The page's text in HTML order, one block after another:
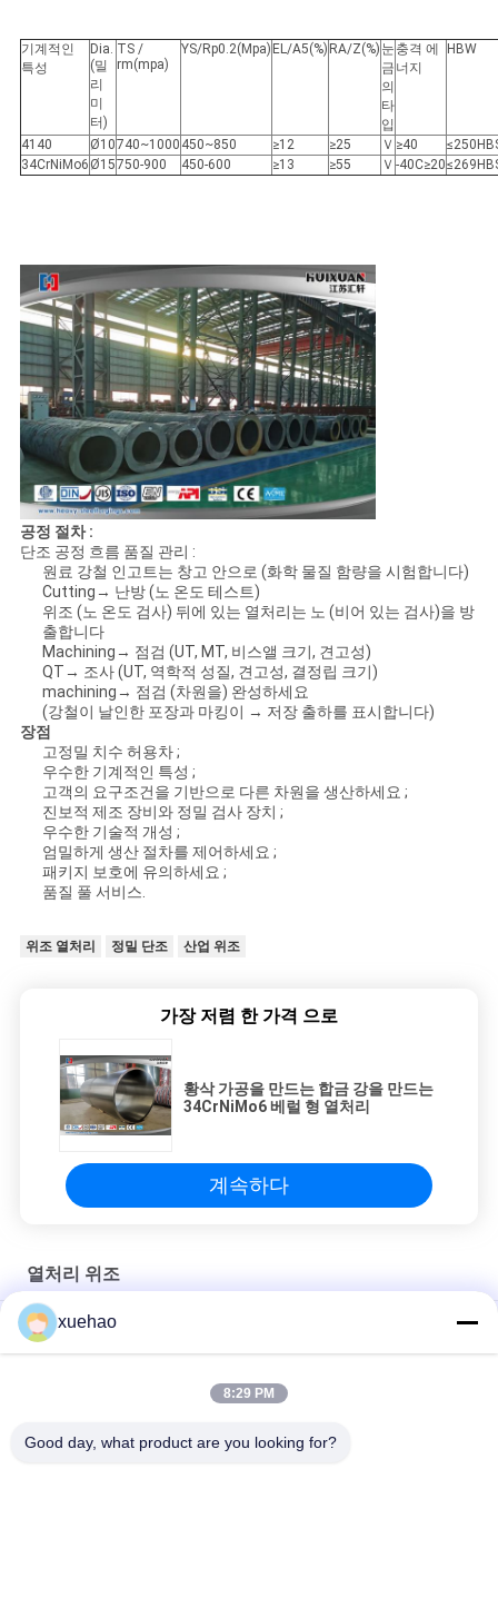
기계적인
특성
Dia.
(밀
리
미
터)
TS /
rm(mpa)
YS/Rp0.2(Mpa) EL/A5(%) RA/Z(%) 눈
금
의
타
입
충격 에
너지
HBW
4140 Ø10740~1000 450~850 ≥12 ≥25 Ｖ ≥40
34CrNiMo6 Ø15750-900 450-600 ≥13 ≥55 Ｖ -40C≥20
공정 절차 :
단조 공정 흐름 품질 관리 :
원료 강철 인고트는 창고 안으로 (화학 물질 함량을 시험합니다)
Cutting→ 난방 (노 온도 테스트)
위조 (노 온도 검사) 뒤에 있는 열처리는 노 (비어 있는 검사)을 방
출합니다
Machining→ 점검 (UT, MT, 비스앨 크기, 견고성)
QT→ 조사 (UT, 역학적 성질, 견고성, 결정립 크기)
machining→ 점검 (차원을) 완성하세요
(강철이 날인한 포장과 마킹이 → 저장 출하를 표시합니다)
장점
고정밀 치수 허용차 ;
우수한 기계적인 특성 ;
고객의 요구조건을 기반으로 다른 차원을 생산하세요 ;
진보적 제조 장비와 정밀 검사 장치 ;
우수한 기술적 개성 ;
엄밀하게 생산 절차를 제어하세요 ;
패키지 보호에 유의하세요 ;
품질 풀 서비스.
위조 열처리 정밀 단조 산업 위조
가장 저렴 한 가격 으로
황삭 가공을 만드는 합금 강을 만드는
34CrNiMo6 베럴 형 열처리
계속하다
열처리 위조
고온 가조 합금강 배럴 UNS N06617
xuehao
8:29 PM
Good day, what product are you looking for?